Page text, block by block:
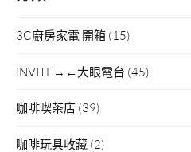
3C廚房家電 開箱 (15)
INVITE→←大眼電台 (45)
咖啡喫茶店 (39)
咖啡玩具收藏 (2)